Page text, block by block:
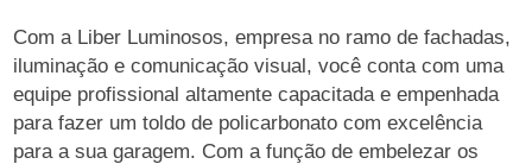
Com a Liber Luminosos, empresa no ramo de fachadas,
iluminação e comunicação visual, você conta com uma
equipe profissional altamente capacitada e empenhada
para fazer um toldo de policarbonato com excelência
para a sua garagem. Com a função de embelezar os